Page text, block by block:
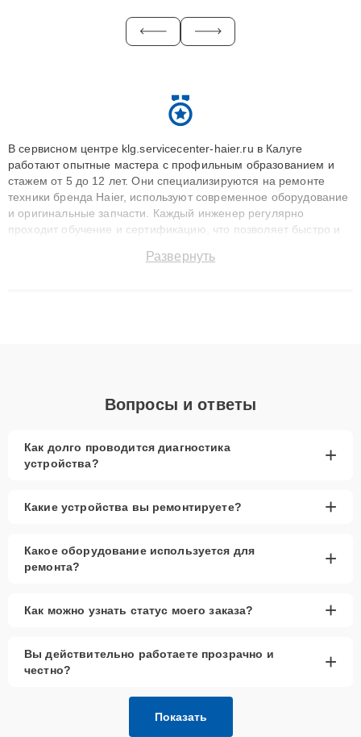
В сервисном центре klg.servicecenter-haier.ru в Калуге
работают опытные мастера с профильным образованием и
стажем от 5 до 12 лет. Они специализируются на ремонте
техники бренда Haier, используют современное оборудование
и оригинальные запчасти. Каждый инженер регулярно
проходит обучение и сертификацию, что позволяет быстро и
сохранением гарантии до 3 лет. Наши мастера решают
Развернуть
Вопросы и ответы
Как долго проводится диагностика
устройства?
+
Какие устройства вы ремонтируете? +
Какое оборудование используется для
ремонта?
+
Как можно узнать статус моего заказа? +
Вы действительно работаете прозрачно и
честно?
+
Показать